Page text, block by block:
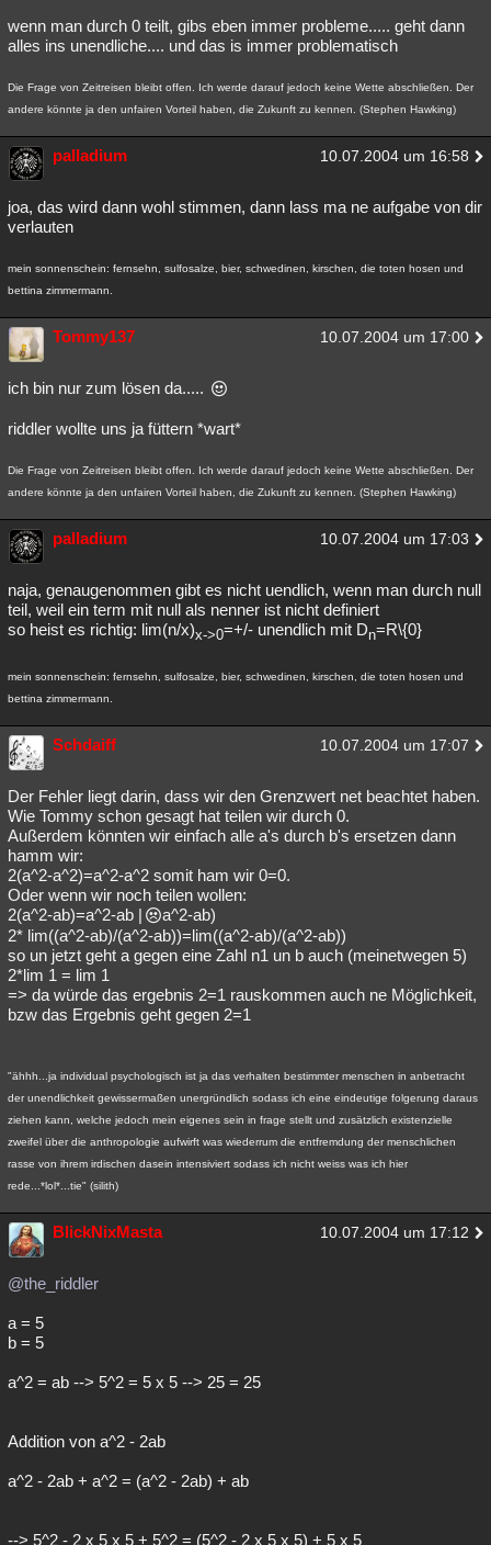
wenn man durch 0 teilt, gibs eben immer probleme..... geht dann
alles ins unendliche.... und das is immer problematisch
Die Frage von Zeitreisen bleibt offen. Ich werde darauf jedoch keine Wette abschließen. Der
andere könnte ja den unfairen Vorteil haben, die Zukunft zu kennen. (Stephen Hawking)
palladium 10.07.2004 um 16:58
joa, das wird dann wohl stimmen, dann lass ma ne aufgabe von dir
verlauten
mein sonnenschein: fernsehn, sulfosalze, bier, schwedinen, kirschen, die toten hosen und
bettina zimmermann.
Tommy137 10.07.2004 um 17:00
ich bin nur zum lösen da.....
riddler wollte uns ja füttern *wart*
Die Frage von Zeitreisen bleibt offen. Ich werde darauf jedoch keine Wette abschließen. Der
andere könnte ja den unfairen Vorteil haben, die Zukunft zu kennen. (Stephen Hawking)
palladium 10.07.2004 um 17:03
naja, genaugenommen gibt es nicht uendlich, wenn man durch null
teil, weil ein term mit null als nenner ist nicht definiert
so heist es richtig: lim(n/x)x->0=+/- unendlich mit Dn=R\{0}
mein sonnenschein: fernsehn, sulfosalze, bier, schwedinen, kirschen, die toten hosen und
bettina zimmermann.
Schdaiff 10.07.2004 um 17:07
Der Fehler liegt darin, dass wir den Grenzwert net beachtet haben.
Wie Tommy schon gesagt hat teilen wir durch 0.
Außerdem könnten wir einfach alle a's durch b's ersetzen dann
hamm wir:
2(a^2-a^2)=a^2-a^2 somit ham wir 0=0.
Oder wenn wir noch teilen wollen:
2(a^2-ab)=a^2-ab |
a^2-ab)
2* lim((a^2-ab)/(a^2-ab))=lim((a^2-ab)/(a^2-ab))
so un jetzt geht a gegen eine Zahl n1 un b auch (meinetwegen 5)
2*lim 1 = lim 1
=> da würde das ergebnis 2=1 rauskommen auch ne Möglichkeit,
bzw das Ergebnis geht gegen 2=1
"ähhh...ja individual psychologisch ist ja das verhalten bestimmter menschen in anbetracht
der unendlichkeit gewissermaßen unergründlich sodass ich eine eindeutige folgerung daraus
ziehen kann, welche jedoch mein eigenes sein in frage stellt und zusätzlich existenzielle
zweifel über die anthropologie aufwirft was wiederrum die entfremdung der menschlichen
rasse von ihrem irdischen dasein intensiviert sodass ich nicht weiss was ich hier
rede...*lol*...tie" (silith)
BlickNixMasta 10.07.2004 um 17:12
@the_riddler
a = 5
b = 5
a^2 = ab --> 5^2 = 5 x 5 --> 25 = 25
Addition von a^2 - 2ab
a^2 - 2ab + a^2 = (a^2 - 2ab) + ab
--> 5^2 - 2 x 5 x 5 + 5^2 = (5^2 - 2 x 5 x 5) + 5 x 5